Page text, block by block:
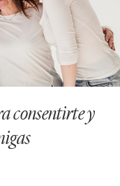
consentirte y